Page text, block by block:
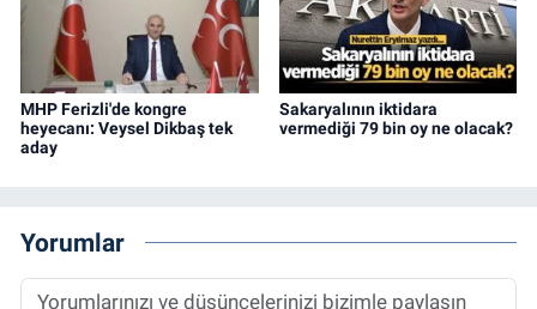
MHP Ferizli'de kongre
heyecanı: Veysel Dikbaş tek
aday
Sakaryalının iktidara
vermediği 79 bin oy ne olacak?
Yorumlar